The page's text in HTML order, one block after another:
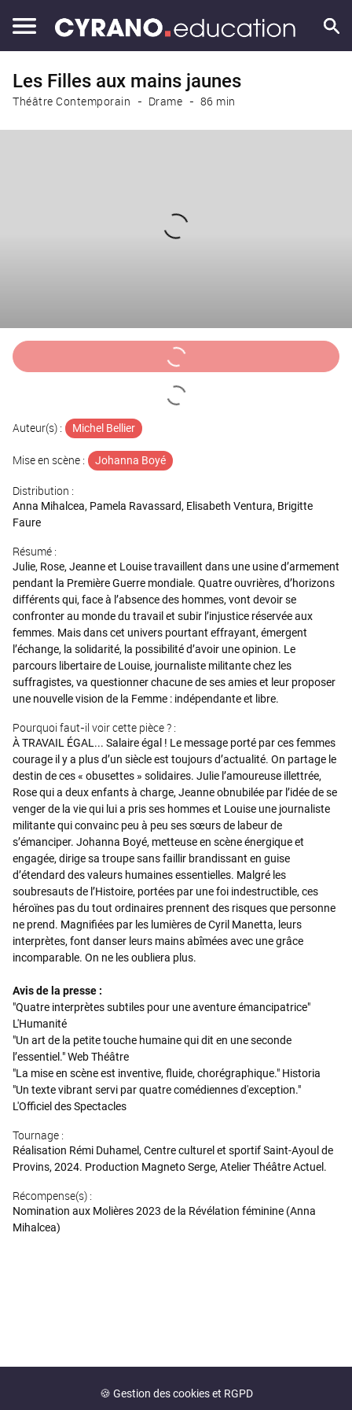
Les Filles aux mains jaunes
Théâtre Contemporain Drame 86 min
Auteur(s) : Michel Bellier
Mise en scène : Johanna Boyé
Distribution :
Anna Mihalcea, Pamela Ravassard, Elisabeth Ventura, Brigitte
Faure
Résumé :
Julie, Rose, Jeanne et Louise travaillent dans une usine d’armement
pendant la Première Guerre mondiale. Quatre ouvrières, d’horizons
différents qui, face à l’absence des hommes, vont devoir se
confronter au monde du travail et subir l’injustice réservée aux
femmes. Mais dans cet univers pourtant effrayant, émergent
l’échange, la solidarité, la possibilité d’avoir une opinion. Le
parcours libertaire de Louise, journaliste militante chez les
suffragistes, va questionner chacune de ses amies et leur proposer
une nouvelle vision de la Femme : indépendante et libre.
Pourquoi faut-il voir cette pièce ? :
À TRAVAIL ÉGAL... Salaire égal ! Le message porté par ces femmes
courage il y a plus d’un siècle est toujours d’actualité. On partage le
destin de ces « obusettes » solidaires. Julie l’amoureuse illettrée,
Rose qui a deux enfants à charge, Jeanne obnubilée par l’idée de se
venger de la vie qui lui a pris ses hommes et Louise une journaliste
militante qui convainc peu à peu ses sœurs de labeur de
s’émanciper. Johanna Boyé, metteuse en scène énergique et
engagée, dirige sa troupe sans faillir brandissant en guise
d’étendard des valeurs humaines essentielles. Malgré les
soubresauts de l’Histoire, portées par une foi indestructible, ces
héroïnes pas du tout ordinaires prennent des risques que personne
ne prend. Magnifiées par les lumières de Cyril Manetta, leurs
interprètes, font danser leurs mains abîmées avec une grâce
incomparable. On ne les oubliera plus.
Avis de la presse :
"Quatre interprètes subtiles pour une aventure émancipatrice"
L'Humanité
"Un art de la petite touche humaine qui dit en une seconde
l’essentiel." Web Théâtre
"La mise en scène est inventive, fluide, chorégraphique." Historia
"Un texte vibrant servi par quatre comédiennes d'exception."
L'Officiel des Spectacles
Tournage :
Réalisation Rémi Duhamel, Centre culturel et sportif Saint-Ayoul de
Provins, 2024. Production Magneto Serge, Atelier Théâtre Actuel.
Récompense(s) :
Nomination aux Molières 2023 de la Révélation féminine (Anna
Mihalcea)
🍪 Gestion des cookies et RGPD